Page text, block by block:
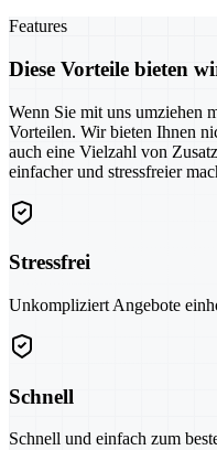
Features
Diese Vorteile bieten
Wenn Sie mit uns umziehen
Vorteilen. Wir bieten Ihnen
auch eine Vielzahl von
einfacher und stressfreier
Stressfrei
Unkompliziert Angebote
Schnell
Schnell und einfach zum